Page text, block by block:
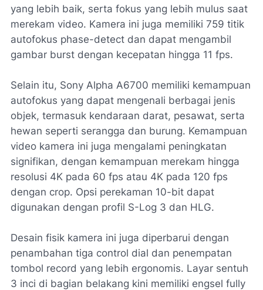
yang lebih baik, serta fokus yang lebih mulus saat
merekam video. Kamera ini juga memiliki 759 titik
autofokus phase-detect dan dapat mengambil
gambar burst dengan kecepatan hingga 11 fps.
Selain itu, Sony Alpha A6700 memiliki kemampuan
autofokus yang dapat mengenali berbagai jenis
objek, termasuk kendaraan darat, pesawat, serta
hewan seperti serangga dan burung. Kemampuan
video kamera ini juga mengalami peningkatan
signifikan, dengan kemampuan merekam hingga
resolusi 4K pada 60 fps atau 4K pada 120 fps
dengan crop. Opsi perekaman 10-bit dapat
digunakan dengan profil S-Log 3 dan HLG.
Desain fisik kamera ini juga diperbarui dengan
penambahan tiga control dial dan penempatan
tombol record yang lebih ergonomis. Layar sentuh
3 inci di bagian belakang kini memiliki engsel fully